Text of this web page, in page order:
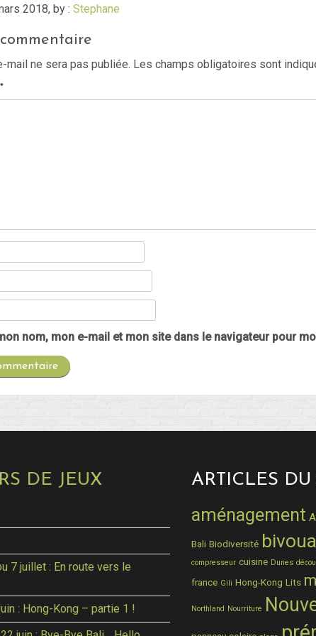
2018, by : Stephane
mail ne sera pas publiée. Les champs obligatoires sont
*
nom, mon e-mail et mon site dans le navigateur pour
DE JEUX
7 juillet : En route vers le
: Hong-Kong – partie 1 !
ARTICLES
aménagement
Bali Biodiversité
compresseur cuisine Dunes
france Gili Hong-Kong Lits
Northland Nourriture